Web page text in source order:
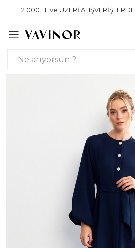
2.000 TL ve ÜZERİ ALIŞVERİŞLERDE